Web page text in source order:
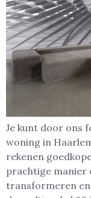
Je kunt door ons
woning in
rekenen
prachtige manier
transformeren en